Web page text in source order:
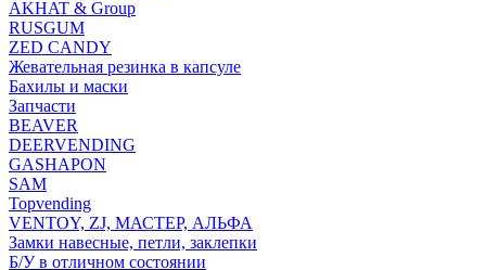
AKHAT & Group
RUSGUM
ZED CANDY
Жевательная резинка в капсуле
Бахилы и маски
Запчасти
BEAVER
DEERVENDING
GASHAPON
SAM
Topvending
VENTOY, ZJ, МАСТЕР, АЛЬФА
Замки навесные, петли, заклепки
Б/У в отличном состоянии